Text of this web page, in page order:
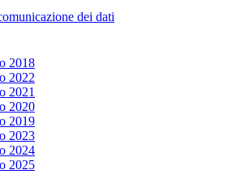
dei dati
2018
2022
2021
2020
2019
2023
2024
2025